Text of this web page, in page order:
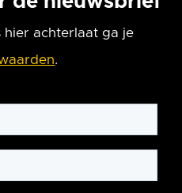
hier achterlaat ga je
.